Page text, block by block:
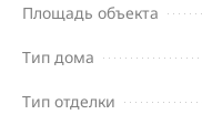
Площадь объекта
Тип дома
Тип отделки